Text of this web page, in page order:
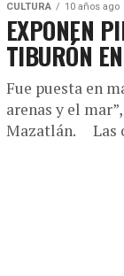
CULTURA 10 años ago
EXPONEN
TIBURÓN
Fue puesta en
arenas y el
Mazatlán. Las